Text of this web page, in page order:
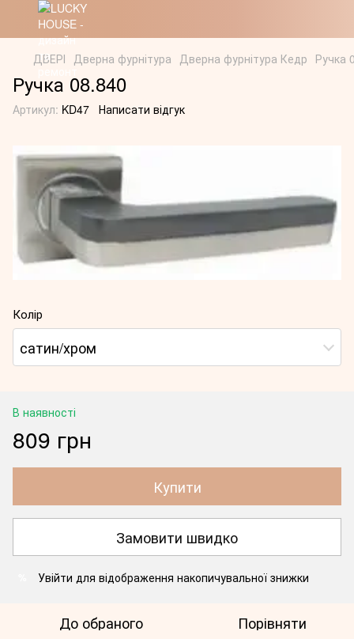
ДВЕРІ Дверна фурнітура Дверна фурнітура Кедр Ручка
Ручка 08.840
Артикул: KD47 Написати відгук
Колір
сатин/хром
В наявності
809 грн
Купити
Замовити швидко
Увійти для відображення накопичувальної знижки
До обраного Порівняти